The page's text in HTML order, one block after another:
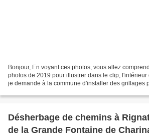
Bonjour, En voyant ces photos, vous allez
photos de 2019 pour illustrer dans le clip,
je demande à la commune d'installer des grillages
Désherbage de chemins à
de la Grande Fontaine de